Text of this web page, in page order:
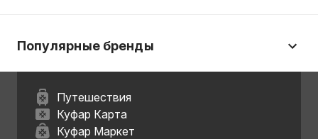
Популярные бренды
Путешествия
Куфар Карта
Куфар Маркет